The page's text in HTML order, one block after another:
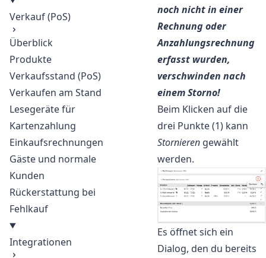
Verkauf (PoS)
Überblick
Produkte
Verkaufsstand (PoS)
Verkaufen am Stand
Lesegeräte für
Kartenzahlung
Einkaufsrechnungen
Gäste und normale
Kunden
Rückerstattung bei
Fehlkauf
Integrationen
noch nicht in einer
Rechnung oder
Anzahlungsrechnung
erfasst wurden,
verschwinden nach
einem Storno!
Beim Klicken auf die
drei Punkte (1) kann
Stornieren gewählt
werden.
Es öffnet sich ein
Dialog, den du bereits